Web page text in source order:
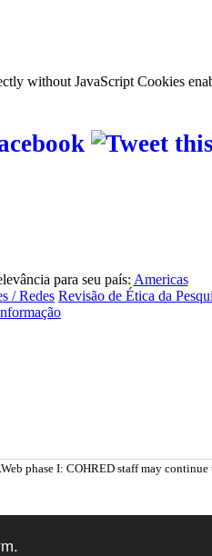
without JavaScript Cookies
para seu país: Americas
/ Redes Revisão de Ética da
phase I: COHRED staff may